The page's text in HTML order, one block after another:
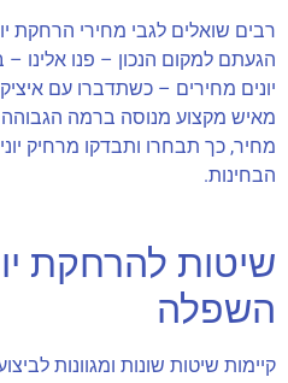
רבים שואלים לגבי מחירי הרחקת
הגעתם למקום הנכון – פנו אלינו
יונים מחירים – כשתדברו עם
מאיש מקצוע מנוסה ברמה הגבוהה
מחיר, כך תבחרו ותבדקו מרחיק
הבחינות.
שיטות להרחקת
השפלה
קיימות שיטות שונות ומגוונות